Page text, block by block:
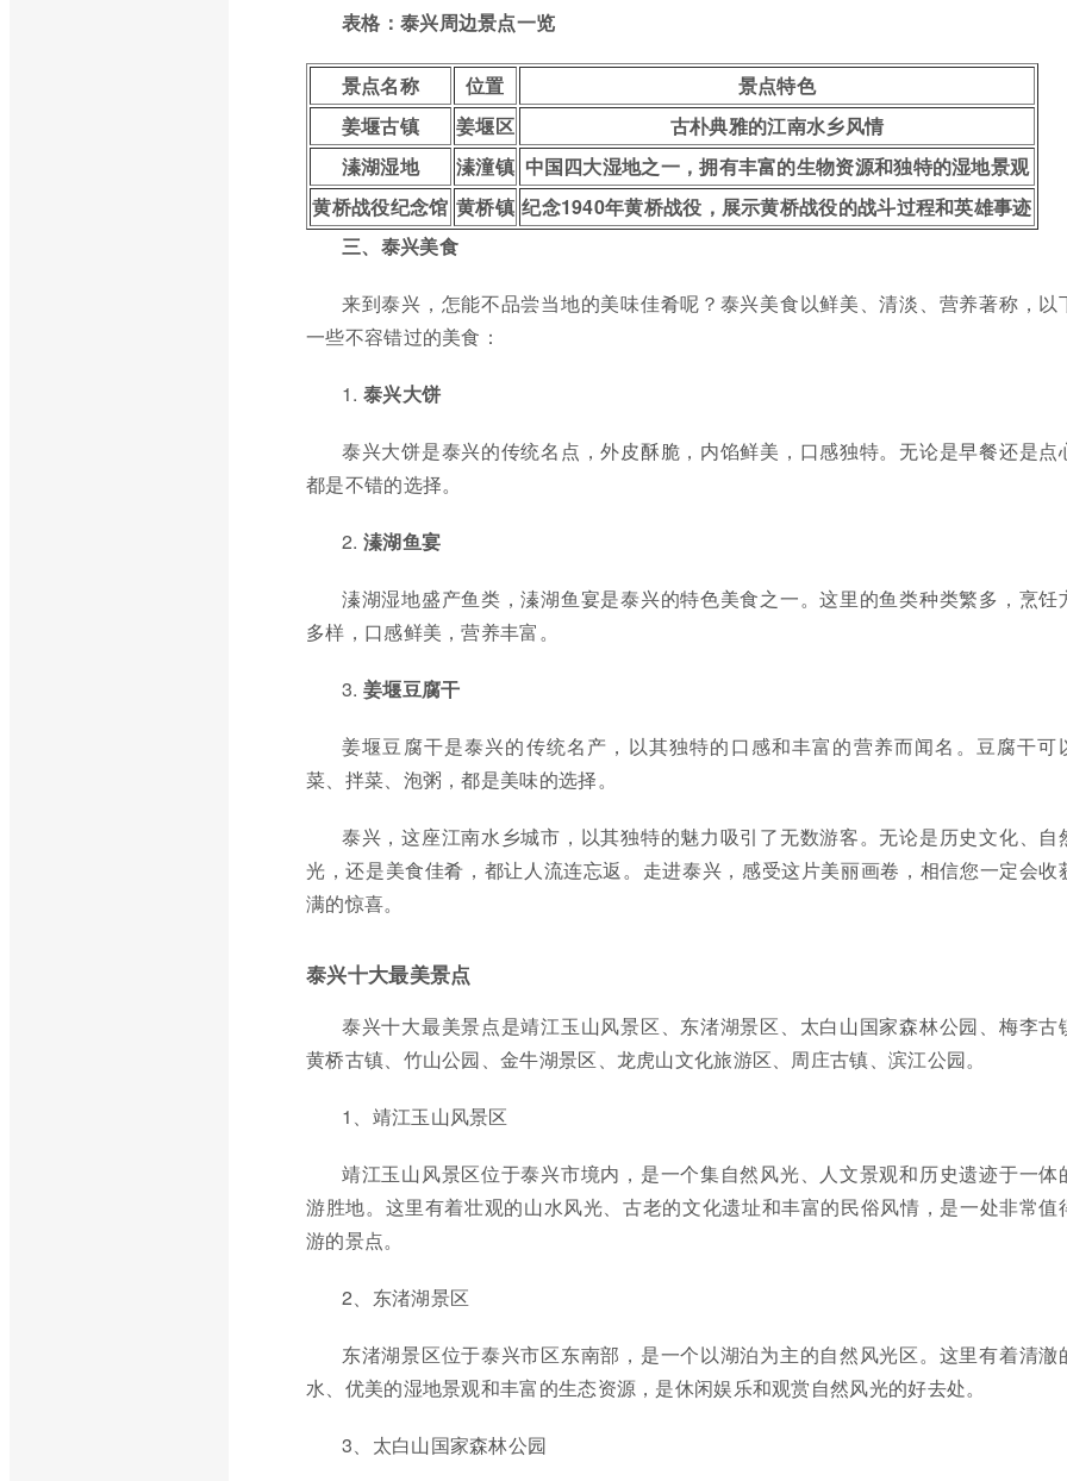
表格：泰兴周边景点一览
景点名称 位置
景点特色
姜堰古镇
姜堰区
古朴典雅的江南水乡风情
溱湖湿地
溱潼镇 中国四大湿地之一，拥有丰富的生物资源和独特的湿地景观
黄桥战役纪念馆 黄桥镇 纪念1940年黄桥战役，展示黄桥战役的战斗过程和英雄事迹
三、泰兴美食
来到泰兴，怎能不品尝当地的美味佳肴呢？泰兴美食以鲜美、清淡、营养著称，以
一些不容错过的美食：
1. 泰兴大饼
泰兴大饼是泰兴的传统名点，外皮酥脆，内馅鲜美，口感独特。无论是早餐还是点
都是不错的选择。
2. 溱湖鱼宴
溱湖湿地盛产鱼类，溱湖鱼宴是泰兴的特色美食之一。这里的鱼类种类繁多，烹饪
多样，口感鲜美，营养丰富。
3. 姜堰豆腐干
姜堰豆腐干是泰兴的传统名产，以其独特的口感和丰富的营养而闻名。豆腐干可
菜、拌菜、泡粥，都是美味的选择。
泰兴，这座江南水乡城市，以其独特的魅力吸引了无数游客。无论是历史文化、自
光，还是美食佳肴，都让人流连忘返。走进泰兴，感受这片美丽画卷，相信您一定会收
满的惊喜。
泰兴十大最美景点
泰兴十大最美景点是靖江玉山风景区、东渚湖景区、太白山国家森林公园、梅李古
黄桥古镇、竹山公园、金牛湖景区、龙虎山文化旅游区、周庄古镇、滨江公园。
1、靖江玉山风景区
靖江玉山风景区位于泰兴市境内，是一个集自然风光、人文景观和历史遗迹于一体
游胜地。这里有着壮观的山水风光、古老的文化遗址和丰富的民俗风情，是一处非常值
游的景点。
2、东渚湖景区
东渚湖景区位于泰兴市区东南部，是一个以湖泊为主的自然风光区。这里有着清澈
水、优美的湿地景观和丰富的生态资源，是休闲娱乐和观赏自然风光的好去处。
3、太白山国家森林公园